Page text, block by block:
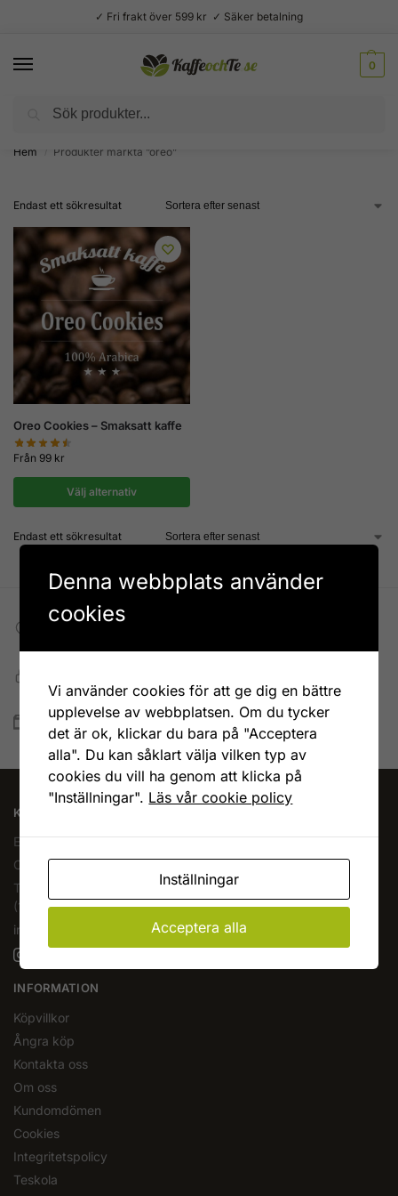
✓ Fri frakt över 599 kr ✓ Säker betalning
0
Välsmakande vardagslyx –
Hem Produkter märkta ”oreo”
Endast ett sökresultat
Oreo Cookies – Smaksatt kaffe
Från 99 kr
Välj alternativ
Endast ett sökresultat
Fri frakt till DHL ombud
Betala allt direkt eller lite i taget med Walley
Snabb leverans
Lagervaror skickas vanligtvis inom 1-4 vardagar
KAFFEOCHTE.SE
En del av Novodesign AB
Org.nr. 556790-1235
Tel.
(10-17 mån-fre)
info@kaffeochte.se
INFORMATION
Köpvillkor
Ångra köp
Kontakta oss
Om oss
Kundomdömen
Cookies
Integritetspolicy
Teskola
Denna webbplats använder
cookies
Vi använder cookies för att ge dig en bättre
upplevelse av webbplatsen. Om du tycker
det är ok, klickar du bara på "Acceptera
alla". Du kan såklart välja vilken typ av
cookies du vill ha genom att klicka på
"Inställningar". Läs vår cookie policy
Inställningar
Acceptera alla